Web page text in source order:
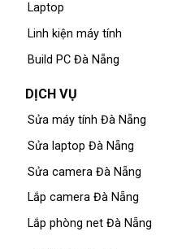
Laptop
Linh kiện máy tính
Build PC Đà Nẵng
DỊCH VỤ
Sửa máy tính Đà Nẵng
Sửa laptop Đà Nẵng
Sửa camera Đà Nẵng
Lắp camera Đà Nẵng
Lắp phòng net Đà Nẵng